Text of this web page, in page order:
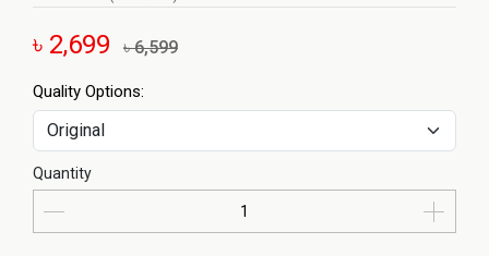
৳ 2,699 ৳ 6,599
Quality Options:
Quantity